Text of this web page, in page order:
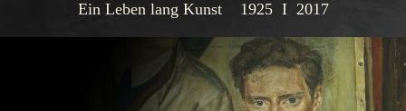
Ein Leben lang Kunst 1925 I 2017